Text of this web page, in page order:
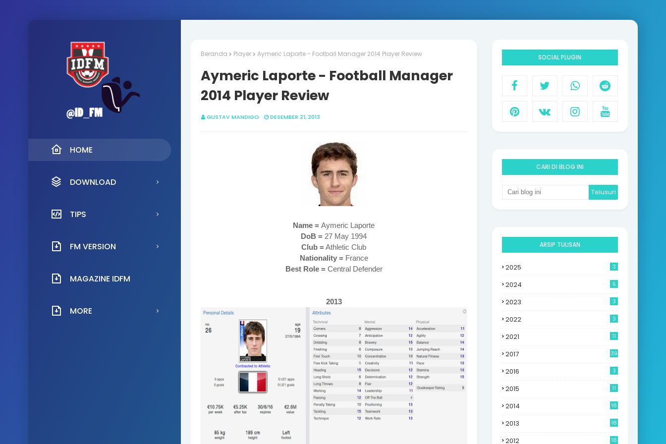
HOME
DOWNLOAD
TIPS
FM VERSION
MAGAZINE IDFM
MORE
Beranda Player Aymeric Laporte - Football Manager 2014 Player Review
Aymeric Laporte - Football Manager
2014 Player Review
GUSTAV MANDIGO DESEMBER 21, 2013
Name =Aymeric Laporte
DoB = 27 May 1994
Club = Athletic Club
Nationality = France
Best Role = Central Defender
2013
SOCIAL PLUGIN
CARI DI BLOG INI
ARSIP TULISAN
2025 3
2024 5
2023 3
2022 3
2021 11
2017 39
2016 3
2015 11
2014
16
2013
16
2012 16